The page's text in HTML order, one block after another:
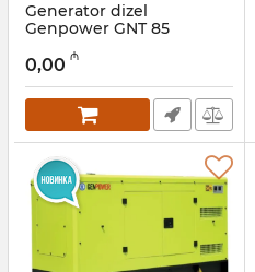
Generator dizel
Genpower GNT 85
009001013
0,00 ₼